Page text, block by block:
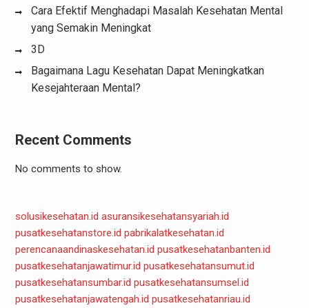
Cara Efektif Menghadapi Masalah Kesehatan Mental
yang Semakin Meningkat
3D
Bagaimana Lagu Kesehatan Dapat Meningkatkan
Kesejahteraan Mental?
Recent Comments
No comments to show.
solusikesehatan.id asuransikesehatansyariah.id
pusatkesehatanstore.id pabrikalatkesehatan.id
perencanaandinaskesehatan.id pusatkesehatanbanten.id
pusatkesehatanjawatimur.id pusatkesehatansumut.id
pusatkesehatansumbar.id pusatkesehatansumsel.id
pusatkesehatanjawatengah.id pusatkesehatanriau.id